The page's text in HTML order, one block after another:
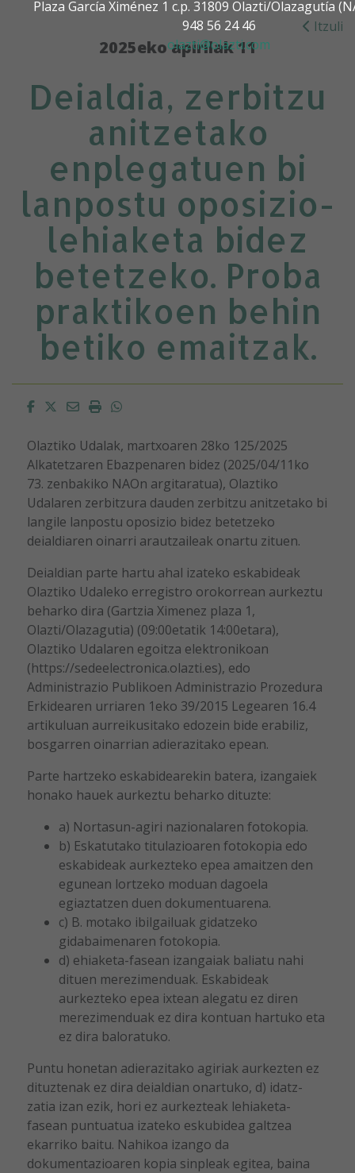
Plaza García Ximénez 1 c.p. 31809 Olazti/Olazagutía
948 56 24 46
olazti@olazti.com
Itzuli
2025eko apirilak 11
Deialdia, zerbitzu
anitzetako
enplegatuen bi
lanpostu oposizio-
lehiaketa bidez
betetzeko. Proba
praktikoen behin
betiko emaitzak.
Facebook
Twitter
EmailImprimirWhatsapp
Olaztiko Udalak, martxoaren 28ko 125/2025
Alkatetzaren Ebazpenaren bidez (2025/04/11ko
73. zenbakiko NAOn argitaratua), Olaztiko
Udalaren zerbitzura dauden zerbitzu anitzetako bi
langile lanpostu oposizio bidez betetzeko
deialdiaren oinarri arautzaileak onartu zituen.
Deialdian parte hartu ahal izateko eskabideak
Olaztiko Udaleko erregistro orokorrean aurkeztu
beharko dira (Gartzia Ximenez plaza 1,
Olazti/Olazagutia) (09:00etatik 14:00etara),
Olaztiko Udalaren egoitza elektronikoan
(https://sedeelectronica.olazti.es), edo
Administrazio Publikoen Administrazio Prozedura
Erkidearen urriaren 1eko 39/2015 Legearen 16.4
artikuluan aurreikusitako edozein bide erabiliz,
bosgarren oinarrian adierazitako epean.
Parte hartzeko eskabidearekin batera, izangaiek
honako hauek aurkeztu beharko dituzte:
a) Nortasun-agiri nazionalaren fotokopia.
b) Eskatutako titulazioaren fotokopia edo
eskabideak aurkezteko epea amaitzen den
egunean lortzeko moduan dagoela
egiaztatzen duen dokumentuarena.
c) B. motako ibilgailuak gidatzeko
gidabaimenaren fotokopia.
d) ehiaketa-fasean izangaiak baliatu nahi
dituen merezimenduak. Eskabideak
aurkezteko epea ixtean alegatu ez diren
merezimenduak ez dira kontuan hartuko eta
ez dira baloratuko.
Puntu honetan adierazitako agiriak aurkezten ez
dituztenak ez dira deialdian onartuko, d) idatz-
zatia izan ezik, hori ez aurkezteak lehiaketa-
fasean puntuatua izateko eskubidea galtzea
ekarriko baitu. Nahikoa izango da
dokumentazioaren kopia sinpleak egitea, baina